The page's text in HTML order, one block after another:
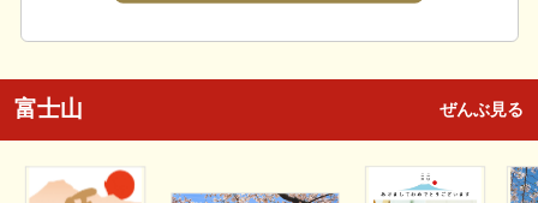
富士山 ぜんぶ見る